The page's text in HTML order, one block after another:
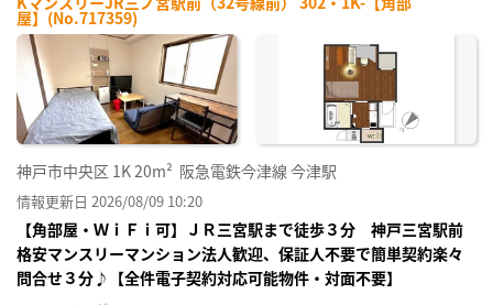
屋】(No.717359)
神戸市中央区 1K20m² 阪急電鉄今津線 今津駅
情報更新日 2026/08/09 10:20
【角部屋・ＷｉＦｉ可】ＪＲ三宮駅まで徒歩３分 神戸三宮駅前
格安マンスリーマンション法人歓迎、保証人不要で簡単契約楽々
問合せ３分♪【全件電子契約対応可能物件・対面不要】